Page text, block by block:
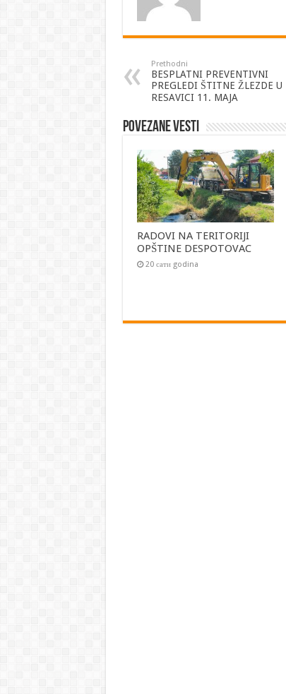
Prethodni
BESPLATNI PREVENTIVNI
PREGLEDI ŠTITNE ŽLEZDE U
RESAVICI 11. MAJA
Povezane vesti
RADOVI NA TERITORIJI
OPŠTINE DESPOTOVAC
20 сати godina